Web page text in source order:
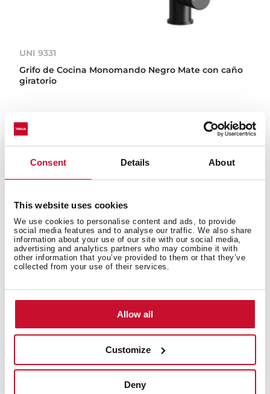
Consent Details About
This website uses cookies
We use cookies to personalise content and ads, to provide
social media features and to analyse our traffic. We also share
information about your use of our site with our social media,
advertising and analytics partners who may combine it with
other information that you’ve provided to them or that they’ve
collected from your use of their services.
Allow all
Customize
Deny
UNI 9331
Grifo de Cocina Monomando Negro Mate con caño
giratorio
Grifo de Cocina Monomando Cromo Extreme Glow